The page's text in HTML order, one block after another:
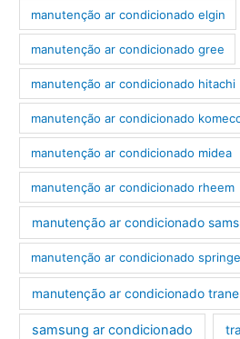
manutenção ar condicionado elgin
manutenção ar condicionado gree
manutenção ar condicionado hitachi
manutenção ar condicionado
manutenção ar condicionado midea
manutenção ar condicionado rheem
manutenção ar condicionado
manutenção ar condicionado
manutenção ar condicionado trane
samsung ar condicionado